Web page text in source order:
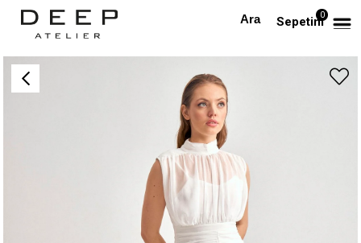
Sepetim0
Anasayfa TÜM ELBİSELER Şifon Midi Boy Tasarım Elbise (Beyaz)